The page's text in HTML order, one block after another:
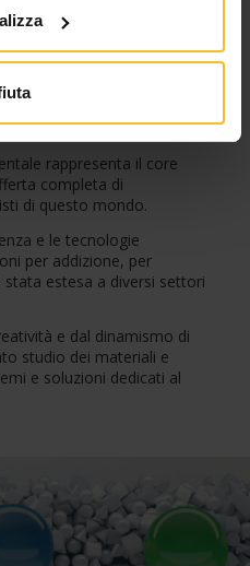
al mercato con
dentale, per molteplici
rappresenta il core
completa di
di questo mondo.
e le tecnologie
per addizione, per
estesa a diversi settori
e dal dinamismo di
studio dei materiali e
e soluzioni dedicati al